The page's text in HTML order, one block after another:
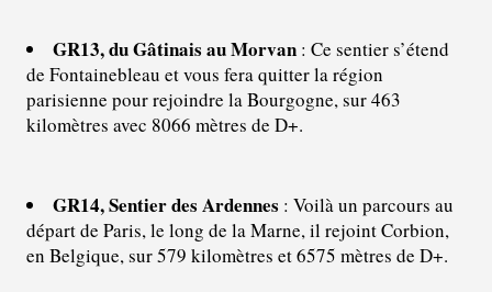
GR13, du Gâtinais au Morvan : Ce sentier s’étend
de Fontainebleau et vous fera quitter la région
parisienne pour rejoindre la Bourgogne, sur 463
kilomètres avec 8066 mètres de D+.
GR14, Sentier des Ardennes : Voilà un parcours au
départ de Paris, le long de la Marne, il rejoint Corbion,
en Belgique, sur 579 kilomètres et 6575 mètres de D+.